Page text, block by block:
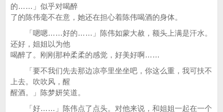
的……」似乎对喝醉
了的陈伟毫不在意，她还在担心着陈伟喝酒的身体。
「嗯嗯……好的……」陈伟如蒙大赦，额头上满是汗水。
还好，姐姐以为他
喝醉了。刚刚那种柔柔的感觉，好美好啊……
「要不我们先去那边凉亭里坐坐吧，你这么重，我可扶不
上去。吹吹风，醒
醒酒。」陈梦妍笑道。
「好……」陈伟点了点头。对他来说，和姐姐一起在一个